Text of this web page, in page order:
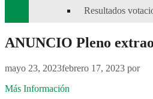
Resultados
ANUNCIO Pleno
mayo 23, 2023febrero 17, 2023 por
Más Información